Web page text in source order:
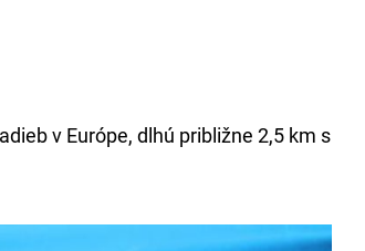
v Európe, dlhú približne 2,5 km s